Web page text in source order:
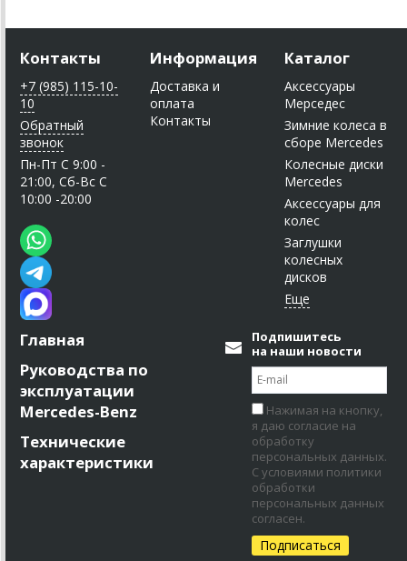
Контакты
+7 (985) 115-10-
10
Обратный
звонок
Пн-Пт C 9:00 -
21:00, Сб-Вс С
10:00 -20:00
Информация
Доставка и
оплата
Контакты
Каталог
Аксессуары
Мерседес
Зимние колеса в
сборе Mercedes
Колесные диски
Mercedes
Аксессуары для
колес
Заглушки
колесных
дисков
Главная
Руководства по
эксплуатации
Mercedes-Benz
Технические
характеристики
Подпишитесь
на наши новости
Нажимая на кнопку,
я даю согласие на
обработку
персональных данных.
С условиями политики
обработки
персональных данных
согласен.